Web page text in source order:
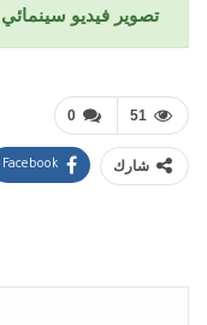
تصوير فيديو سينمائي
0 51
شارك Facebook